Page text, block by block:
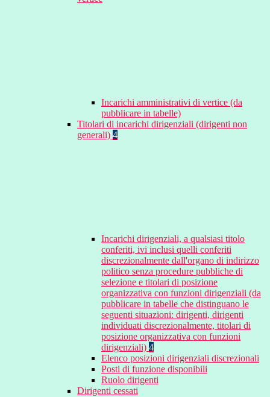
Incarichi amministrativi di vertice (da
pubblicare in tabelle)
Titolari di incarichi dirigenziali (dirigenti non
generali) 4
Incarichi dirigenziali, a qualsiasi titolo
conferiti, ivi inclusi quelli conferiti
discrezionalmente dall'organo di indirizzo
politico senza procedure pubbliche di
selezione e titolari di posizione
organizzativa con funzioni dirigenziali (da
pubblicare in tabelle che distinguano le
seguenti situazioni: dirigenti, dirigenti
individuati discrezionalmente, titolari di
posizione organizzativa con funzioni
dirigenziali) 4
Elenco posizioni dirigenziali discrezionali
Posti di funzione disponibili
Ruolo dirigenti
Dirigenti cessati